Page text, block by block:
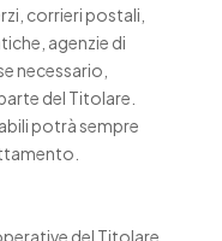
corrieri postali,
agenzie di
necessario,
del Titolare.
potrà sempre